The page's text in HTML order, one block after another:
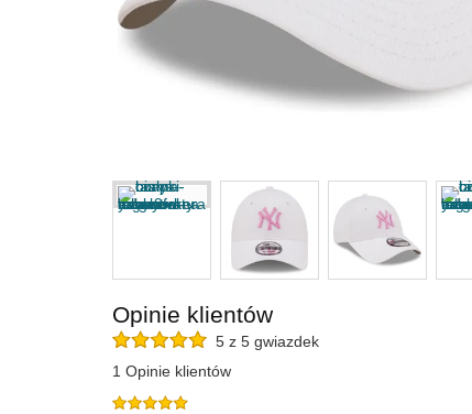
Opinie klientów
5 z 5 gwiazdek
1 Opinie klientów